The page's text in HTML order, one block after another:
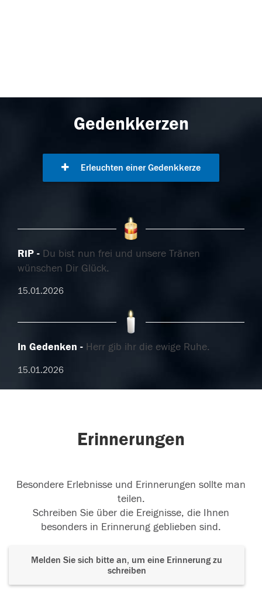
Gedenkkerzen
Erleuchten einer Gedenkkerze
RiP
Du bist nun frei und unsere Tränen
wünschen Dir Glück.
15.01.2026
In Gedenken Herr gib ihr die ewige Ruhe.
15.01.2026
Erinnerungen
Besondere Erlebnisse und Erinnerungen sollte man
teilen.
Schreiben Sie über die Ereignisse, die Ihnen
besonders in Erinnerung geblieben sind.
Melden Sie sich bitte an, um eine Erinnerung zu
schreiben